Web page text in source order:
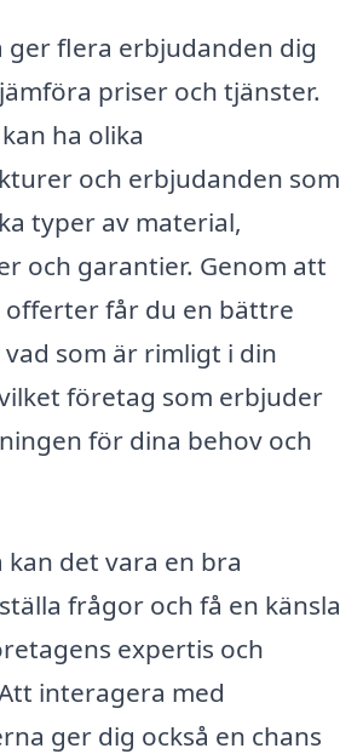
ger flera erbjudanden dig
priser och tjänster.
ha olika
och erbjudanden som
typer av material,
och garantier. Genom att
offerter får du en bättre
som är rimligt i din
företag som erbjuder
för dina behov och
kan det vara en bra
frågor och få en känsla
expertis och
interagera med
ger dig också en chans